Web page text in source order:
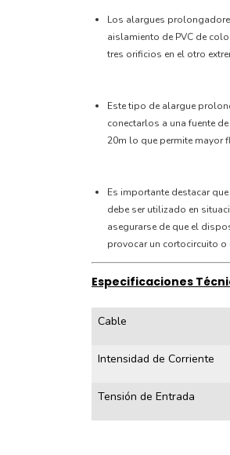
Los alargues
aislamiento de PVC de
tres orificios en el otro
Este tipo de alargue
conectarlos a una fuente
20m lo que permite
Es importante destacar
debe ser utilizado en
asegurarse de que el
provocar un cortocircuito o
Especificaciones
Cable
Intensidad de Corriente
Tensión de Entrada